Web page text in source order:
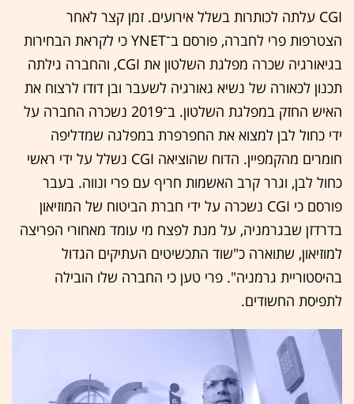
CGI עלתה לכותרות בשלל אירועים. זמן קצר לאחר
הצטרפות פרי לחברה, פורסם ב־YNET כי לקראת הבחירות
בגיאורגיה שכרה מפלגת השלטון את CGI, והחברה גילתה
תכנון לכאורה של נשיא גאורגיה לשעבר ובן דודו לרצוח את
האיש החזק במפלגת השלטון. ב־2019 נשכרה החברה על
ידי כחול לבן למצוא את החפרפרת במפלגה שמדליפה
חומרים מהקמפיין. הדוח שהוציאה CGI נשלל על ידי ראשי
כחול לבן, וגרר קרב האשמות חריף עם פרי ונווה. בעבר
פורסם כי CGI נשכרה על ידי חברת הביטוח של המוזיאון
בדרדזן שבגרמניה, על מנת לפצח מי עומד מאחורי הפריצה
למוזיאון, שתוארה כ"שוד התכשיטים העתיקים הגדול
בהיסטוריית גרמניה". פרי טען כי החברה שלו הובילה
לתפיסת החשודים.